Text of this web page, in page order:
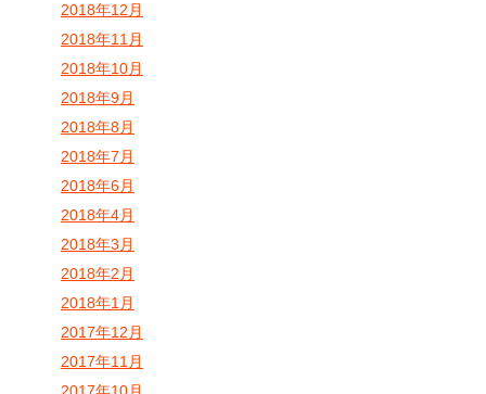
2018年12月
2018年11月
2018年10月
2018年9月
2018年8月
2018年7月
2018年6月
2018年4月
2018年3月
2018年2月
2018年1月
2017年12月
2017年11月